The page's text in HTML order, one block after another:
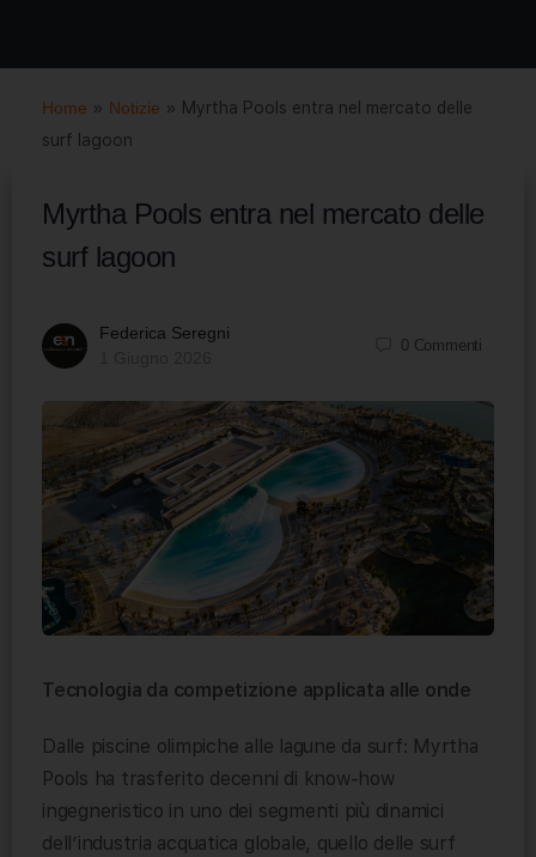
Home » Notizie » Myrtha Pools entra nel mercato delle
surf lagoon
Myrtha Pools entra nel mercato delle
surf lagoon
Federica Seregni
0 Commenti
Tecnologia da competizione applicata alle onde
Dalle piscine olimpiche alle lagune da surf: Myrtha
Pools ha trasferito decenni di know-how
ingegneristico in uno dei segmenti più dinamici
dell’industria acquatica globale, quello delle surf